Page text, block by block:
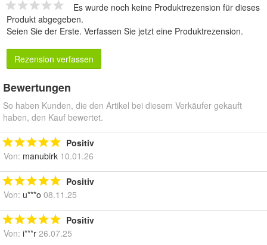
Es wurde noch keine Produktrezension für dieses
Produkt abgegeben.
Seien Sie der Erste. Verfassen Sie jetzt eine Produktrezension.
Rezension verfassen
Bewertungen
So haben Kunden, die den Artikel bei diesem Verkäufer gekauft
haben, den Kauf bewertet.
Positiv
Von: manubirk 10.01.26
Positiv
Von: u***o 08.11.25
Positiv
Von: i***r 26.07.25